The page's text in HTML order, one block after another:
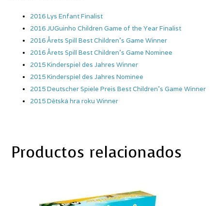
2016 Lys Enfant Finalist
2016 JUGuinho Children Game of the Year Finalist
2016 Årets Spill Best Children’s Game Winner
2016 Årets Spill Best Children’s Game Nominee
2015 Kinderspiel des Jahres Winner
2015 Kinderspiel des Jahres Nominee
2015 Deutscher Spiele Preis Best Children’s Game Winner
2015 Dětská hra roku Winner
Productos relacionados